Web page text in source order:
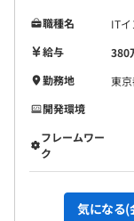
職種名
IT
給与
380
勤務地
東
開発環境
フレームワー
ク
気になる(